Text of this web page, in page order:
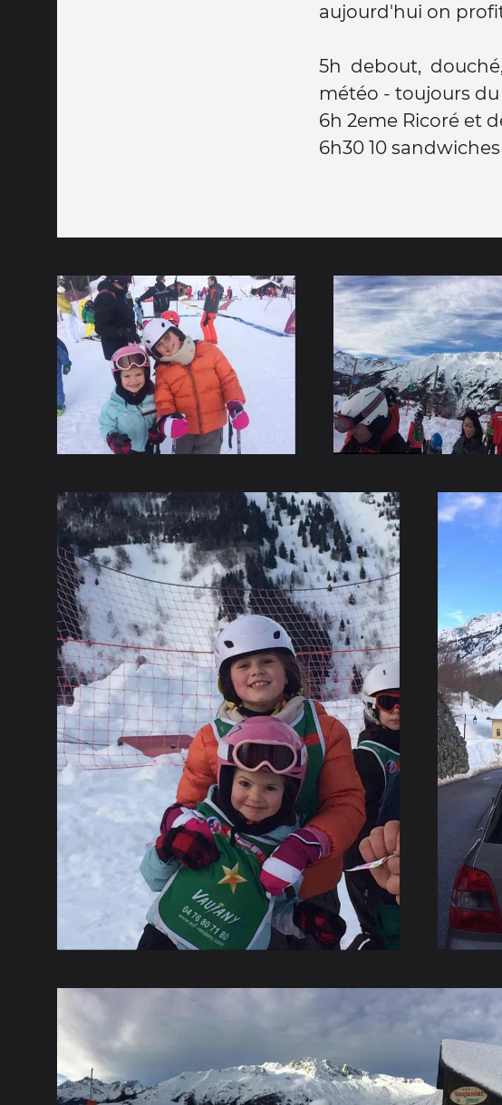
aujourd'hui on
5h debout,
météo - toujours
6h 2eme Ricoré et
6h30 10